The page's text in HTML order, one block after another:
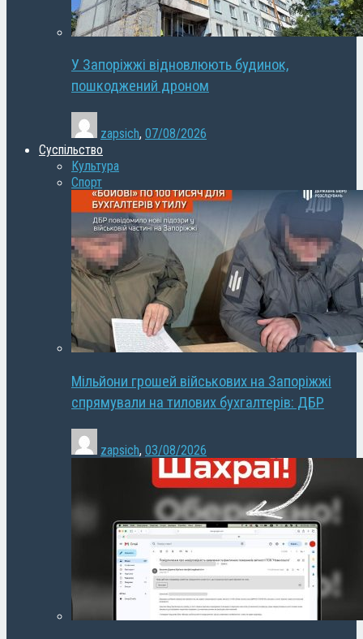
У Запоріжжі відновлюють будинок,
пошкоджений дроном
zapsich, 07/08/2026
Суспільство
Культура
Спорт
Мільйони грошей військових на Запоріжжі
спрямували на тилових бухгалтерів: ДБР
zapsich, 03/08/2026